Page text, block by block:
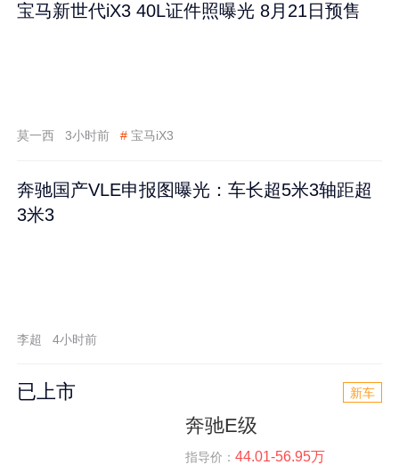
宝马新世代iX3 40L证件照曝光 8月21日预售
莫一西 3小时前 # 宝马iX3
奔驰国产VLE申报图曝光：车长超5米3轴距超
3米3
李超 4小时前
已上市 新车
奔驰E级
指导价： 44.01-56.95万